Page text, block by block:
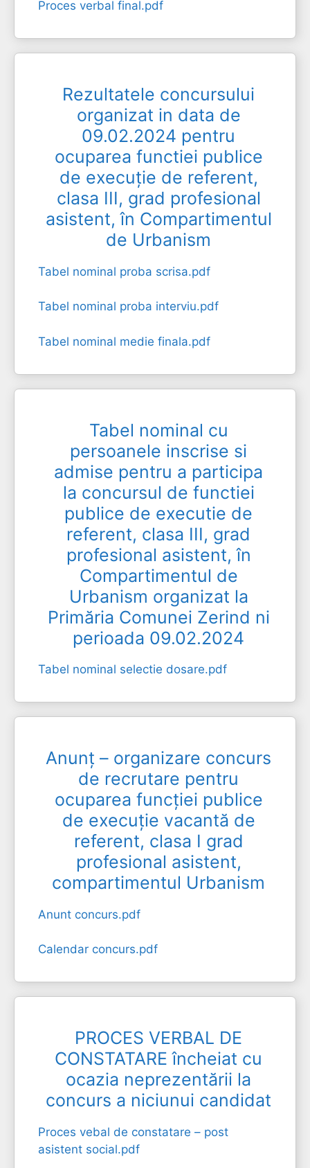
Proces verbal final.pdf
Rezultatele concursului
organizat in data de
09.02.2024 pentru
ocuparea functiei publice
de execuție de referent,
clasa III, grad profesional
asistent, în Compartimentul
de Urbanism
Tabel nominal proba scrisa.pdf
Tabel nominal proba interviu.pdf
Tabel nominal medie finala.pdf
Tabel nominal cu
persoanele inscrise si
admise pentru a participa
la concursul de functiei
publice de executie de
referent, clasa III, grad
profesional asistent, în
Compartimentul de
Urbanism organizat la
Primăria Comunei Zerind ni
perioada 09.02.2024
Tabel nominal selectie dosare.pdf
Anunț – organizare concurs
de recrutare pentru
ocuparea funcției publice
de execuție vacantă de
referent, clasa I grad
profesional asistent,
compartimentul Urbanism
Anunt concurs.pdf
Calendar concurs.pdf
PROCES VERBAL DE
CONSTATARE încheiat cu
ocazia neprezentării la
concurs a niciunui candidat
Proces vebal de constatare – post
asistent social.pdf